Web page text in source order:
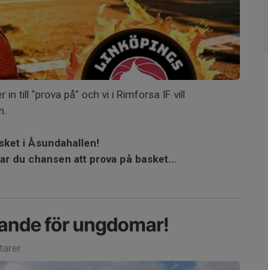
in till "prova på" och vi i Rimforsa IF vill
i Åsundahallen!
du chansen att prova på basket...
för ungdomar!